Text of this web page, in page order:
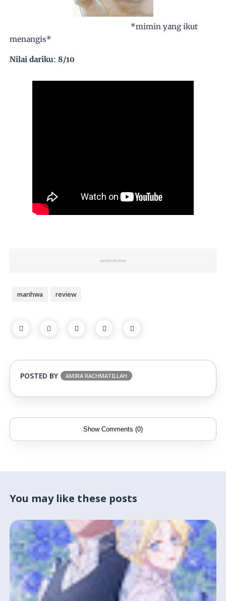
*mimin yang ikut
menangis*
Nilai dariku:8/10
manhwa review
POSTED BY AMIRA RACHMATILLAH
Show Comments (0)
You may like these posts